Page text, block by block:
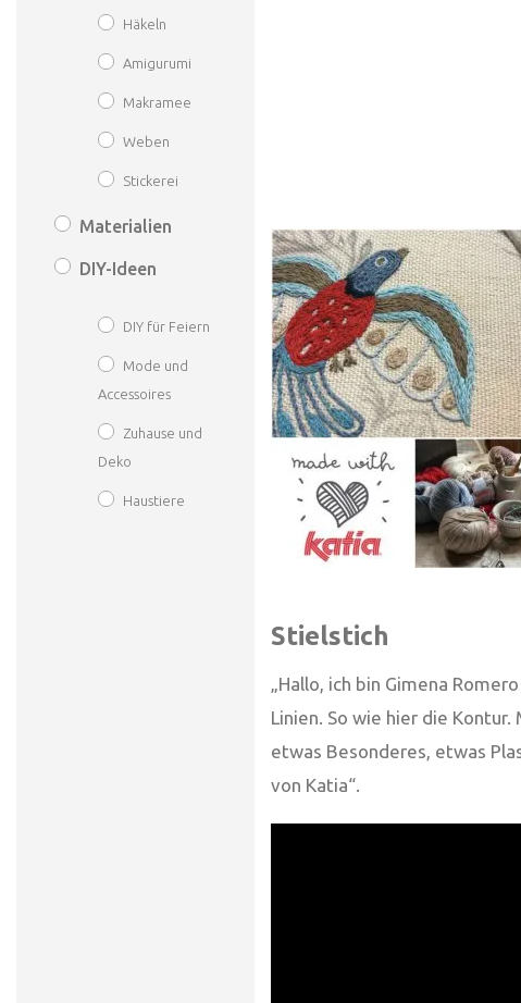
Häkeln
Amigurumi
Makramee
Weben
Stickerei
Materialien
DIY-Ideen
DIY für Feiern
Mode und
Accessoires
Zuhause und
Deko
Haustiere
Stielstich
„Hallo, ich bin Gimena
Linien. So wie hier die
etwas Besonderes, etwas
von Katia“.